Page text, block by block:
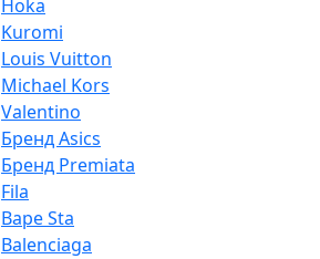
Hoka
Kuromi
Louis Vuitton
Michael Kors
Valentino
Бренд Asics
Бренд Premiata
Fila
Bape Sta
Balenciaga